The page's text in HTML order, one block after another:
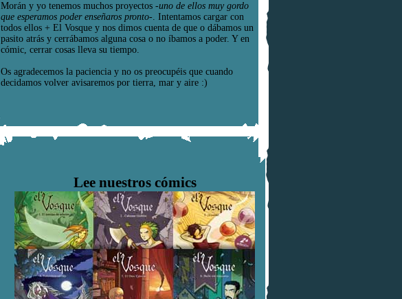
Morán y yo tenemos muchos proyectos -uno de ellos muy gordo
que esperamos poder enseñaros pronto-. Intentamos cargar con
todos ellos + El Vosque y nos dimos cuenta de que o dábamos un
pasito atrás y cerrábamos alguna cosa o no íbamos a poder. Y en
cómic, cerrar cosas lleva su tiempo.
Os agradecemos la paciencia y no os preocupéis que cuando
decidamos volver avisaremos por tierra, mar y aire :)
Lee nuestros cómics